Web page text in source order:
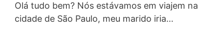
Olá tudo bem? Nós estávamos em viajem na
cidade de São Paulo, meu marido iria…